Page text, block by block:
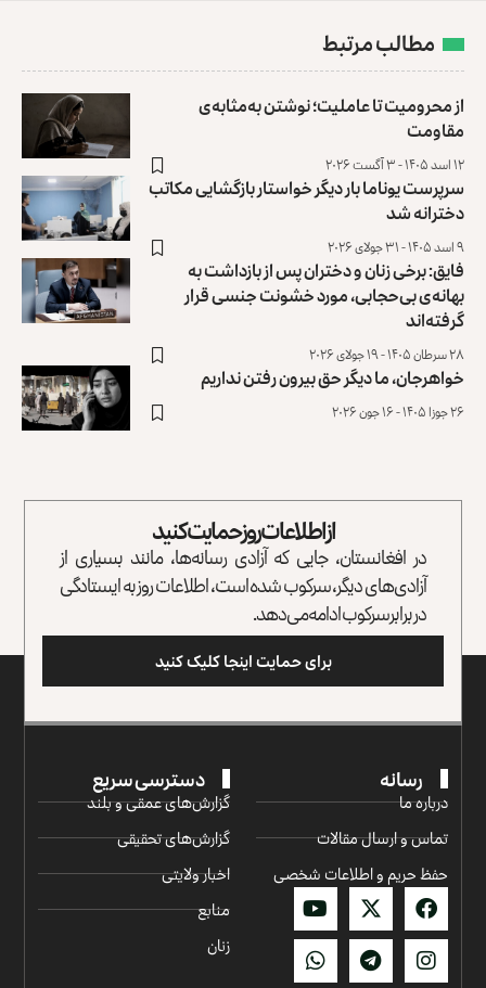
مطالب مرتبط
از محرومیت تا عاملیت؛ نوشتن به‌مثابه‌ی
مقاومت
۱۲ اسد ۱۴۰۵ - ۳ آگست ۲۰۲۶
سرپرست یوناما بار دیگر خواستار بازگشایی مکاتب
دخترانه شد
۹ اسد ۱۴۰۵ - ۳۱ جولای ۲۰۲۶
فایق: برخی زنان و دختران پس از بازداشت به
بهانه‌ی بی‌حجابی، مورد خشونت جنسی قرار
گرفته‌اند
۲۸ سرطان ۱۴۰۵ - ۱۹ جولای ۲۰۲۶
خواهرجان، ما دیگر حق بیرون رفتن نداریم
۲۶ جوزا ۱۴۰۵ - ۱۶ جون ۲۰۲۶
از اطلاعات روز حمایت کنید
در افغانستان، جایی که آزادی رسانه‌ها، مانند بسیاری از
آزادی‌های دیگر، سرکوب شده است، اطلاعات روز به ایستادگی
در برابر سرکوب ادامه می‌دهد.
برای حمایت اینجا کلیک کنید
رسانه
درباره ما
تماس و ارسال مقالات
حفظ حریم و اطلاعات شخصی
دسترسی سریع
گزارش‌‌های عمقی و بلند
گزارش‌های تحقیقی
اخبار ولایتی
منابع
زنان